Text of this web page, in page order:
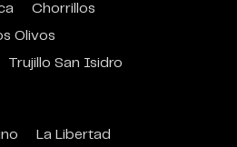
Chorrillos
Olivos
Trujillo San Isidro
La Libertad